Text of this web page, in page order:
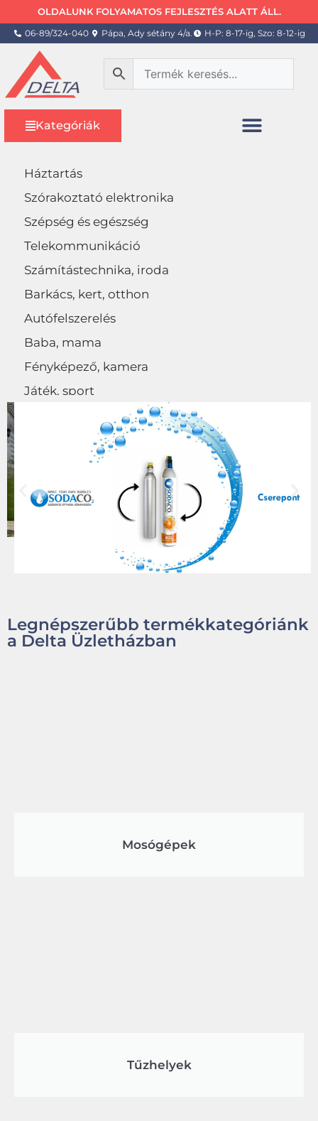
OLDALUNK FOLYAMATOS FEJLESZTÉS ALATT ÁLL.
06-89/324-040 Pápa, Ady sétány 4/a. H-P: 8-17-ig, Szo: 8-12-ig
Kategóriák
Háztartás
Szórakoztató elektronika
Szépség és egészség
Telekommunikáció
Számítástechnika, iroda
Barkács, kert, otthon
Autófelszerelés
Baba, mama
Fényképező, kamera
Játék, sport
Legnépszerűbb termékkategóriánk
a Delta Üzletházban
Mosógépek
Tűzhelyek